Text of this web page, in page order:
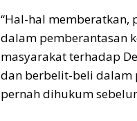
“Hal-hal
dalam pemberantasan
masyarakat terhadap
dan berbelit-beli dalam
pernah dihukum